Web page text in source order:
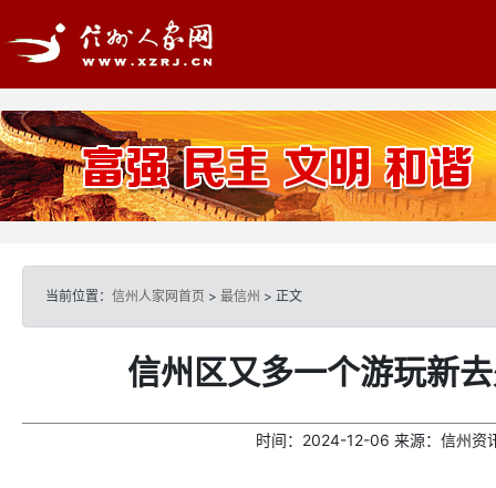
当前位置： 信州人家网首页 > 最信州 > 正文
信州区又多一个游玩新
时间： 2024-12-06 来源： 信州资